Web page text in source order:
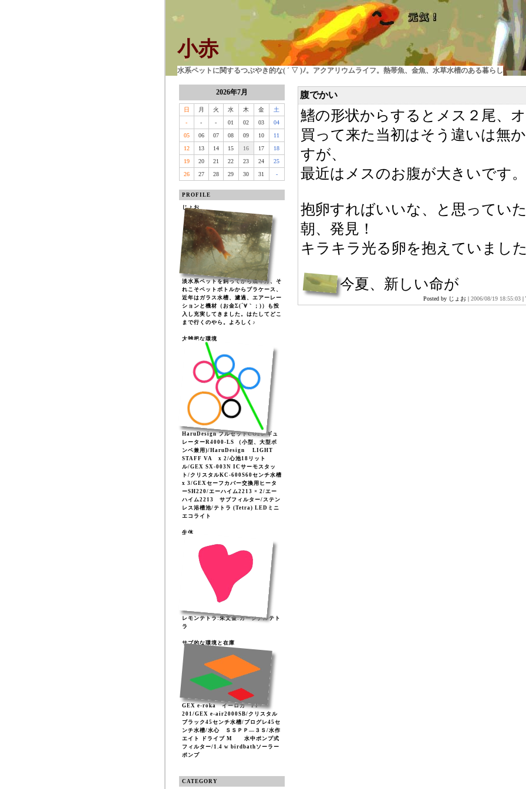
小赤
水系ペットに関するつぶやき的な( ´ ▽ )ﾉ。アクアリウムライフ。熱帯魚、金魚、水草水槽のある暮らし
2026年7月
日 月 火 水 木 金
土
-
- - 01 02 03
04
05
06 07 08 09 10
11
12
13 14 15 16 17
18
19
20 21 22 23 24
25
26
27 28 29 30 31 -
PROFILE
じょお
淡水系ペットを飼ってから幾年月、そ
れこそペットボトルからプラケース、
近年はガラス水槽、濾過、エアーレー
ションと機材（お金Σ(´∀｀；)）も投
入し充実してきました。はたしてどこ
まで行くのやら。よろしく♪
大雑把な環境
HaruDesign フルセットCO2レギュ
レーターR4000-LS （小型、大型ボ
ンベ兼用)/HaruDesign LIGHT
STAFF VA x 2/心池18リット
ル/GEX SX-003N ICサーモスタッ
ト/クリスタルKC-600S60センチ水槽
x 3/GEXセーフカバー交換用ヒータ
ーSH220/エーハイム2213 × 2/エー
ハイム2213 サブフィルター/ステン
レス浴槽池/テトラ (Tetra) LEDミニ
エコライト
生体
レモンテトラ:朱文金:カージナルテト
ラ
サブ的な環境と在庫
GEX e-roka イーロカ PF-
201/GEX e-air2000SB/クリスタル
ブラック45センチ水槽/プログレ45セ
ンチ水槽/水心 ＳＳＰＰ―３Ｓ/水作
エイト ドライブ M 水中ポンプ式
フィルター/1.4 w birdbathソーラー
ポンプ
CATEGORY
腹でかい
鰭の形状からするとメス２尾、オ
買って来た当初はそう違いは無
すが、
最近はメスのお腹が大きいです。
抱卵すればいいな、と思ってい
朝、発見！
キラキラ光る卵を抱えていました
今夏、新しい命が
Posted by じょお | 2006/08/19 18:55:03 |